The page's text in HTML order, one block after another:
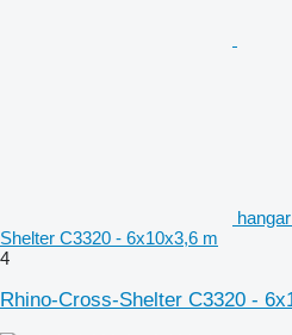
Shelter C3320 - 6x10x3,6 m
4
Rhino-Cross-Shelter C3320 -